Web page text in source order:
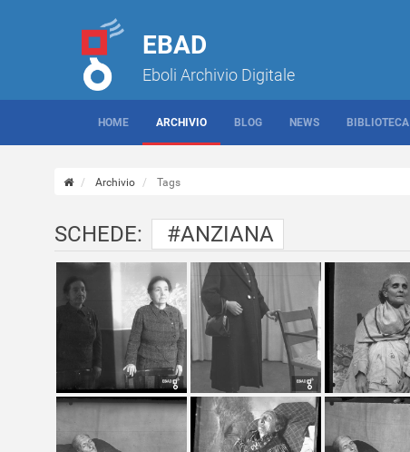
EBAD
Eboli Archivio Digitale
HOME ARCHIVIO BLOG NEWS BIBLIOTECA
Archivio Tags
SCHEDE: #ANZIANA